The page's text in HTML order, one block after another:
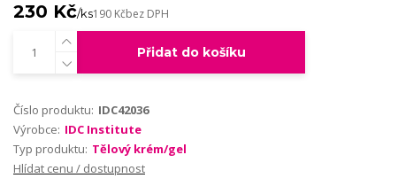
230 Kč/ks190 Kčbez DPH
Přidat do košíku
Číslo produktu: IDC42036
Výrobce: IDC Institute
Typ produktu: Tělový krém/gel
Hlídat cenu / dostupnost